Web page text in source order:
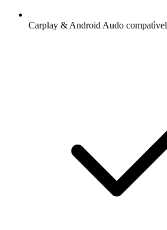
Carplay & Android Audo compatìvel